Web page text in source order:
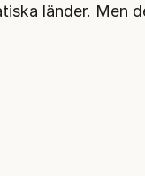
länder. Men